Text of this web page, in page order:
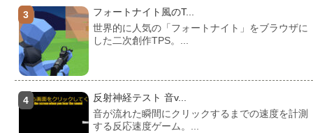
フォートナイト風のT...
世界的に人気の「フォートナイト」をブラウザに
した二次創作TPS。...
反射神経テスト 音v...
音が流れた瞬間にクリックするまでの速度を計測
する反応速度ゲーム。...